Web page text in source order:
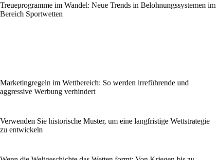
Treueprogramme im Wandel: Neue Trends in Belohnungssystemen im
Bereich Sportwetten
Marketingregeln im Wettbereich: So werden irreführende und
aggressive Werbung verhindert
Verwenden Sie historische Muster, um eine langfristige Wettstrategie
zu entwickeln